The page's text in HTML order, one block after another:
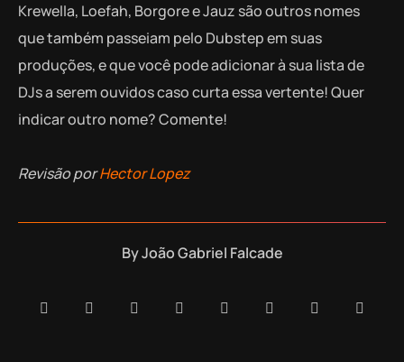
Krewella, Loefah, Borgore e Jauz são outros nomes
que também passeiam pelo Dubstep em suas
produções, e que você pode adicionar à sua lista de
DJs a serem ouvidos caso curta essa vertente! Quer
indicar outro nome? Comente!
Revisão porHector Lopez
ByJoão Gabriel Falcade